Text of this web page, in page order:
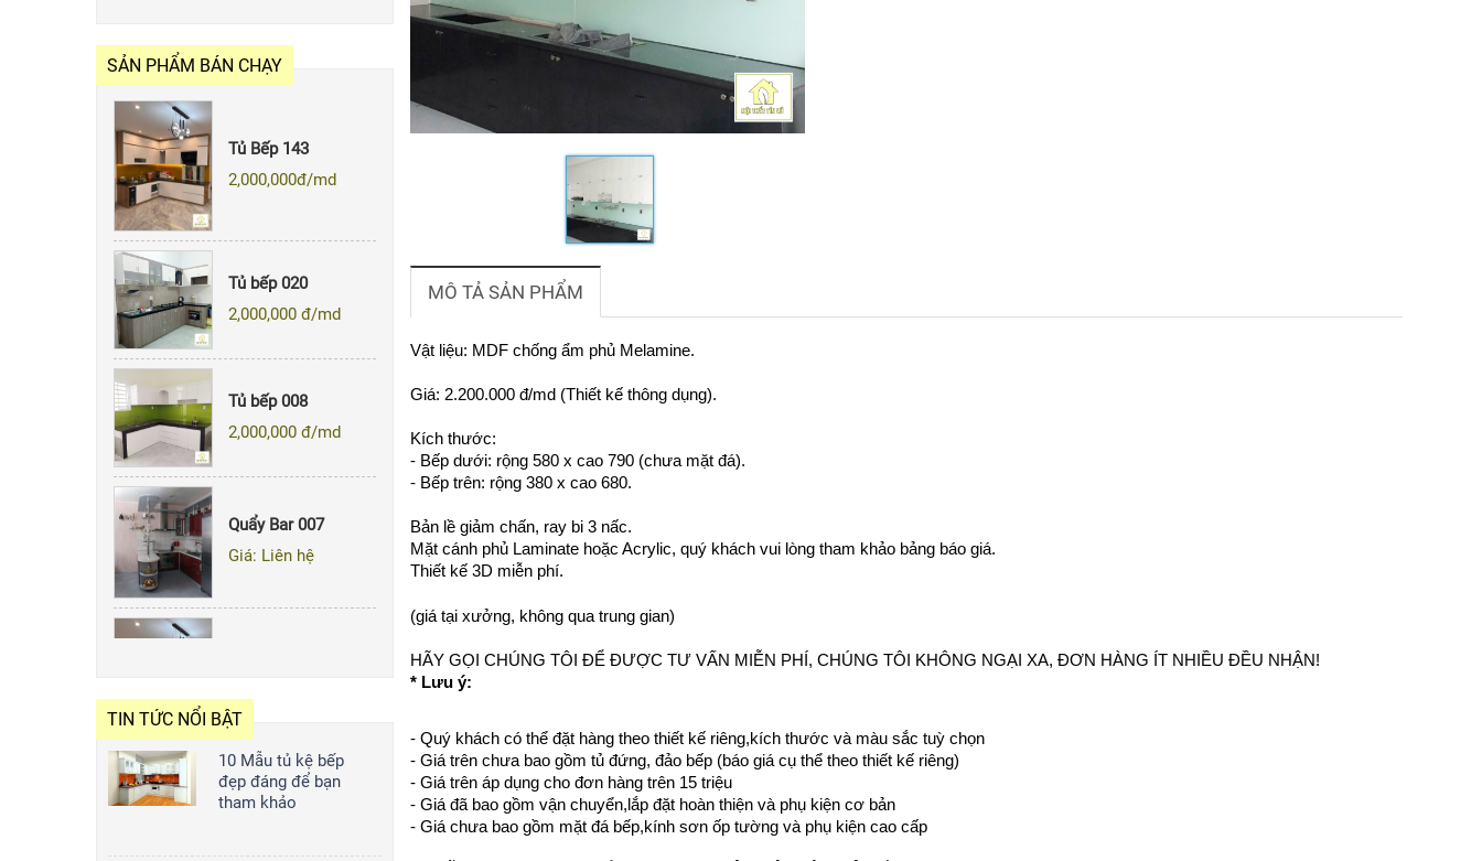
MÔ TẢ SẢN PHẨM
Vật liệu: MDF chống ẩm phủ Melamine.
Giá: 2.200.000 đ/md (Thiết kế thông dụng).
Kích thước:
- Bếp dưới: rộng 580 x cao 790 (chưa mặt đá).
- Bếp trên: rộng 380 x cao 680.
Bản lề giảm chấn, ray bi 3 nấc.
Mặt cánh phủ Laminate hoặc Acrylic, quý khách vui lòng tham khảo bảng báo giá.
Thiết kế 3D miễn phí.
(giá tại xưởng, không qua trung gian)
HÃY GỌI CHÚNG TÔI ĐỂ ĐƯỢC TƯ VẤN MIỄN PHÍ, CHÚNG TÔI KHÔNG NGẠI XA, ĐƠN HÀNG ÍT NHIỀU ĐỀU NHẬN!
* Lưu ý:
- Quý khách có thể đặt hàng theo thiết kế riêng,kích thước và màu sắc tuỳ chọn
- Giá trên chưa bao gồm tủ đứng, đảo bếp (báo giá cụ thể theo thiết kế riêng)
- Giá trên áp dụng cho đơn hàng trên 15 triệu
- Giá đã bao gồm vận chuyển,lắp đặt hoàn thiện và phụ kiện cơ bản
- Giá chưa bao gồm mặt đá bếp,kính sơn ốp tường và phụ kiện cao cấp
SẢN PHẨM BÁN CHẠY
2,000,000đ/md
2,000,000đ/md
2,000,000đ/md
Giá: Liên hệ
Tủ bếp 020
2,000,000
TIN TỨC NỔI BẬT
10 Mẫu tủ kệ bếp
đẹp đáng để bạn
tham khảo